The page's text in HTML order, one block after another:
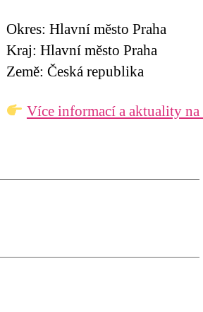
Okres: Hlavní město Praha
Kraj: Hlavní město Praha
Země: Česká republika
Více informací a aktuality